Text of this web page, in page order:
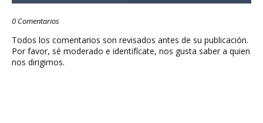
0 Comentarios
Todos los comentarios son revisados antes de su publicación.
Por favor, sé moderado e identifícate, nos gusta saber a quien
nos dirigimos.